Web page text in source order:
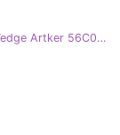
ARTIKER Sandales féminines en cuir naturel sur Wedge Artker 56C0958 blanc